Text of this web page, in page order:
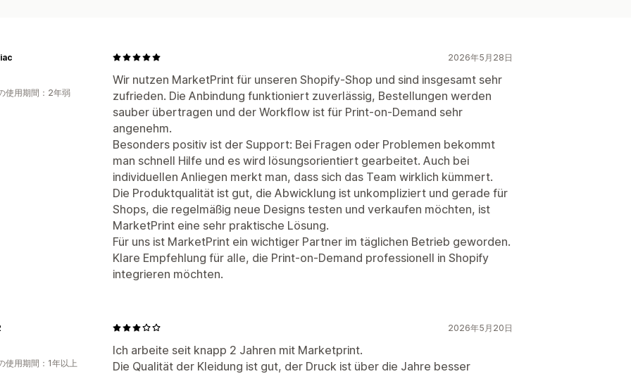
2026年5月28日
Wir nutzen MarketPrint für unseren Shopify-Shop und sind insgesamt sehr
zufrieden. Die Anbindung funktioniert zuverlässig, Bestellungen werden
sauber übertragen und der Workflow ist für Print-on-Demand sehr
angenehm.
Besonders positiv ist der Support: Bei Fragen oder Problemen bekommt
man schnell Hilfe und es wird lösungsorientiert gearbeitet. Auch bei
individuellen Anliegen merkt man, dass sich das Team wirklich kümmert.
Die Produktqualität ist gut, die Abwicklung ist unkompliziert und gerade für
Shops, die regelmäßig neue Designs testen und verkaufen möchten, ist
MarketPrint eine sehr praktische Lösung.
Für uns ist MarketPrint ein wichtiger Partner im täglichen Betrieb geworden.
Klare Empfehlung für alle, die Print-on-Demand professionell in Shopify
integrieren möchten.
使用期間：2年弱
2026年5月20日
Ich arbeite seit knapp 2 Jahren mit Marketprint.
Die Qualität der Kleidung ist gut, der Druck ist über die Jahre besser
使用期間：1年以上